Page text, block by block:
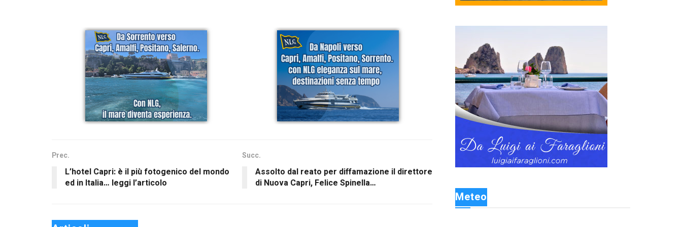
Prec.
L’hotel Capri: è il più fotogenico del mondo
ed in Italia… leggi l’articolo
Succ.
Assolto dal reato per diffamazione il direttore
di Nuova Capri, Felice Spinella…
Meteo